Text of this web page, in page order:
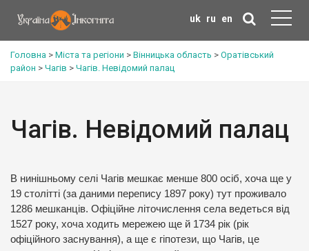
uk ru en
Головна > Міста та регіони > Вінницька область > Оратівський
район > Чагів > Чагів. Невідомий палац
Чагів. Невідомий палац
В нинішньому селі Чагів мешкає менше 800 осіб, хоча ще у
19 столітті (за даними перепису 1897 року) тут проживало
1286 мешканців. Офіційне літочислення села ведеться від
1527 року, хоча ходить мережею ще й 1734 рік (рік
офіційного заснування), а ще є гіпотези, що Чагів, це